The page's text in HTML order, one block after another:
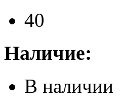
40
Наличие:
В наличии